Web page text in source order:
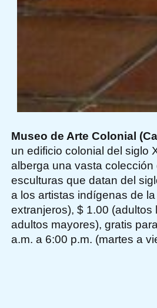
Museo de Arte Colonial
un edificio colonial del siglo
alberga una vasta
esculturas que datan del
a los artistas indígenas de
extranjeros), $ 1.00
adultos mayores), gratis
a.m. a 6:00 p.m. (martes a